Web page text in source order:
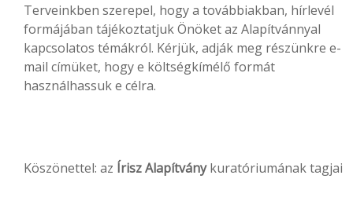
Terveinkben szerepel, hogy a továbbiakban, hírlevél
formájában tájékoztatjuk Önöket az Alapítvánnyal
kapcsolatos témákról. Kérjük, adják meg részünkre e-
mail címüket, hogy e költségkímélő formát
használhassuk e célra.
Köszönettel: az Írisz Alapítványkuratóriumának tagjai